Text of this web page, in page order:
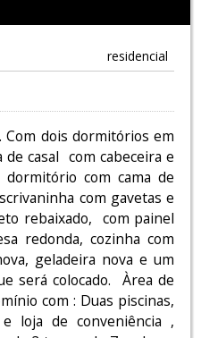
residencial
dois dormitórios em
casal com cabeceira e
com cama de
com gavetas e
rebaixado, com painel
redonda, cozinha com
geladeira nova e um
será colocado. Àrea de
com : Duas piscinas,
loja de conveniência ,